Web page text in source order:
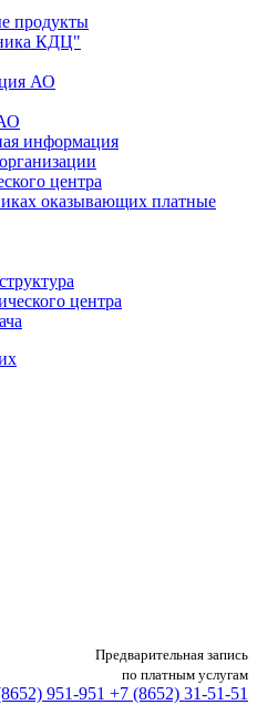
продукты
КДЦ"
АО
информация
центра
оказывающих платные
центра
Предварительная запись
по платным услугам
951-951 +7 (8652) 31-51-51